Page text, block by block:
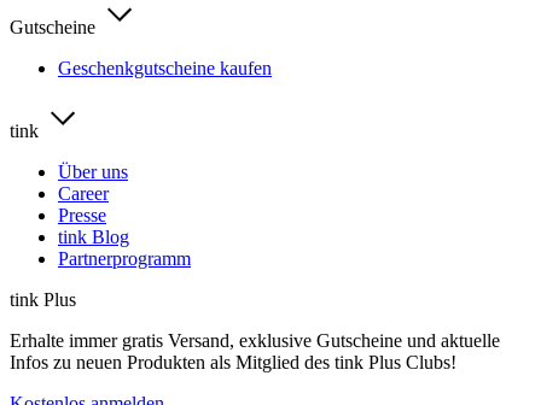
Gutscheine
Geschenkgutscheine kaufen
tink
Über uns
Career
Presse
tink Blog
Partnerprogramm
tink Plus
Erhalte immer gratis Versand, exklusive Gutscheine und aktuelle
Infos zu neuen Produkten als Mitglied des tink Plus Clubs!